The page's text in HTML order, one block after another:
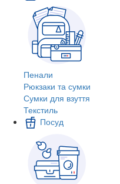
Пенали
Рюкзаки та сумки
Сумки для взуття
Текстиль
Посуд